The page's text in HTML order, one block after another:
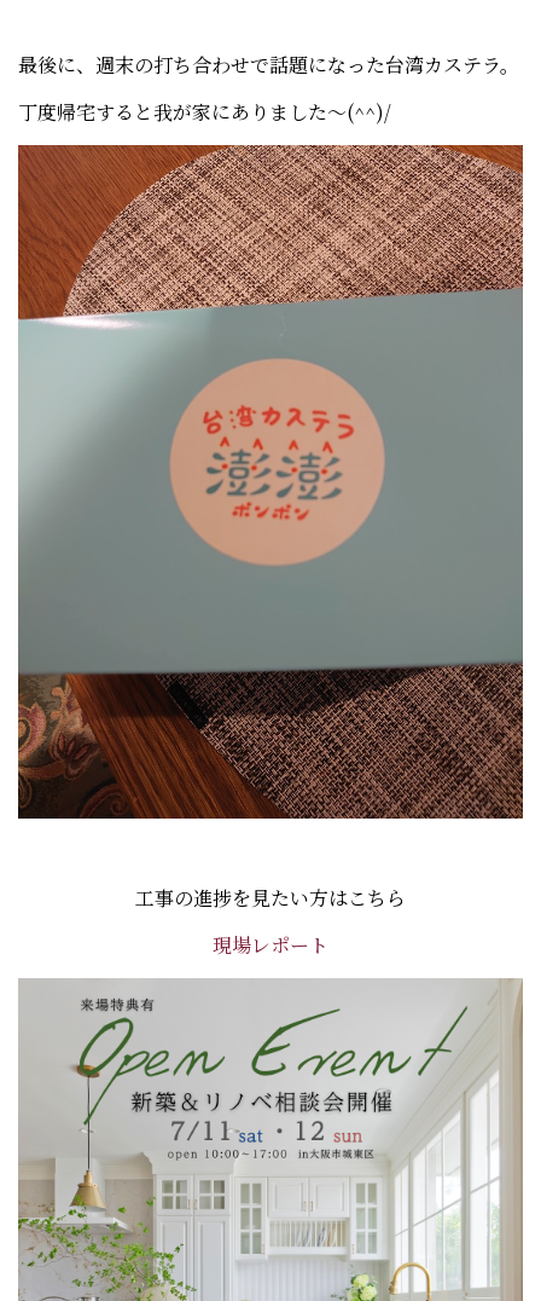
最後に、週末の打ち合わせで話題になった台湾カステラ。
丁度帰宅すると我が家にありました～(^^)/
工事の進捗を見たい方はこちら
現場レポート